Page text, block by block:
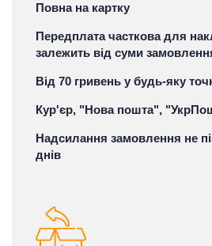
Повна на картку
Передплата часткова для
залежить від суми
Від 70 гривень у будь-яку
Кур'єр, "Нова пошта",
Надсилання замовлення не
днів